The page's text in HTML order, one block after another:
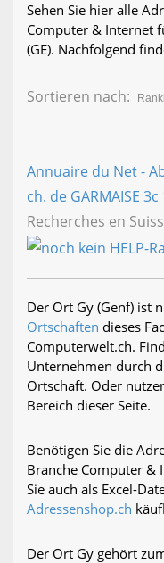
Sehen Sie hier alle
Computer & Internet
(GE). Nachfolgend
Sortieren nach:
Annuaire du Net -
ch. de GARMAISE 3c
Recherches en
Der Ort Gy (Genf) ist
Ortschaften dieses
Computerwelt.ch.
Unternehmen durch
Ortschaft. Oder
Bereich dieser Seite.
Benötigen Sie die
Branche Computer &
Sie auch als Excel-
Adressenshop.ch
Der Ort Gy gehört